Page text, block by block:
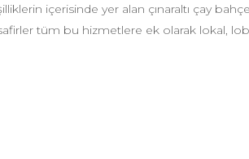
içerisinde yer alan çınaraltı çay
tüm bu hizmetlere ek olarak lokal,